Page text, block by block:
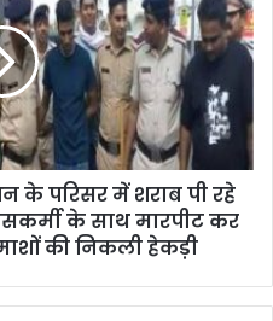
के परिसर में शराब पी रहे
के साथ मारपीट कर
की निकली हेकड़ी